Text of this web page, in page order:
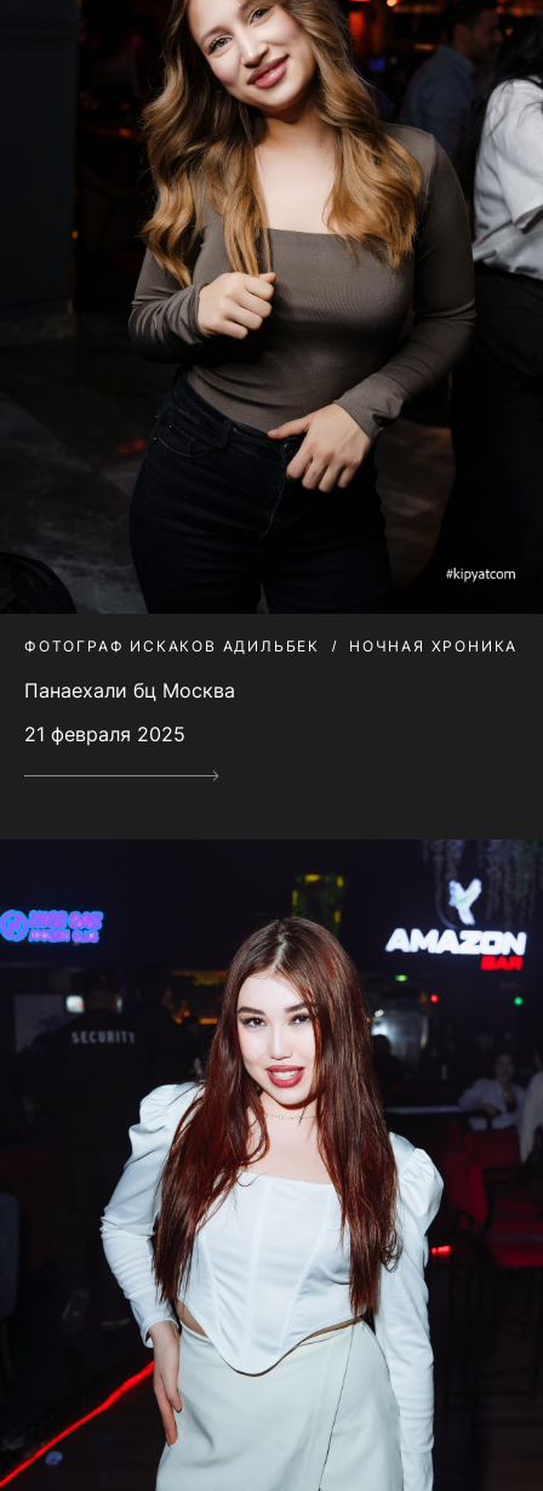
ФОТОГРАФ ИСКАКОВ АДИЛЬБЕК НОЧНАЯ ХРОНИКА
Панаехали бц Москва
21 февраля 2025